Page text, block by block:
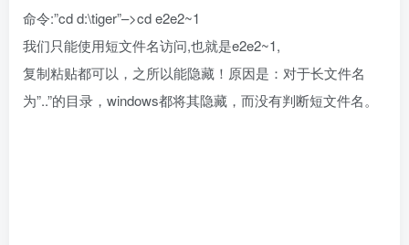
命令:”cd d:\tiger”–>cd e2e2~1
我们只能使用短文件名访问,也就是e2e2~1,
复制粘贴都可以，之所以能隐藏！原因是：对于长文件名
为”..”的目录，windows都将其隐藏，而没有判断短文件名。